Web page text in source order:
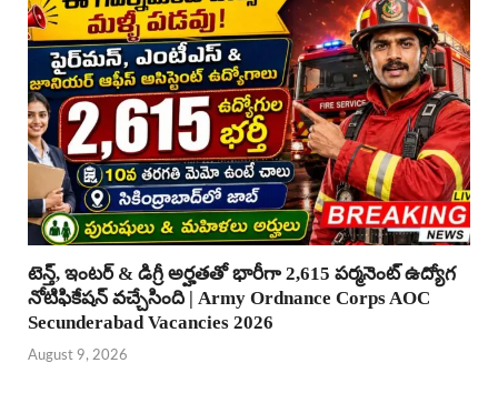
టెన్త్, ఇంటర్ & డిగ్రీ అర్హతతో భారీగా 2,615 పర్మనెంట్ ఉద్యోగ
నోటిఫికేషన్ వచ్చేసింది | Army Ordnance Corps AOC
Secunderabad Vacancies 2026
August 9, 2026